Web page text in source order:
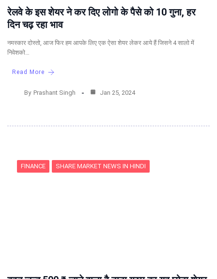
रेलवे के इस शेयर ने कर दिए लोगो के पैसे को 10 गुना, हर
दिन चढ़ रहा भाव
नमस्कार दोस्तो, आज फिर हम आपके लिए एक ऐसा शेयर लेकर आये हैं जिसने 4 सालो में
निवेशको…
Read More
By Prashant Singh Jan 25, 2024
FINANCE SHARE MARKET NEWS IN HINDI